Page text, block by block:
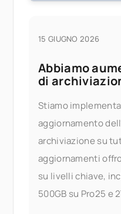
15 GIUGNO 2026
Abbiamo
di
Stiamo
aggiornamento
archiviazione su
aggiornamenti
su livelli chiave,
500GB su Pro25 e